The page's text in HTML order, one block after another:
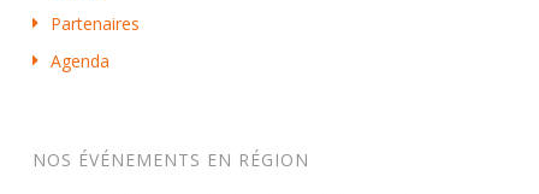
Partenaires
Agenda
NOS ÉVÉNEMENTS EN RÉGION